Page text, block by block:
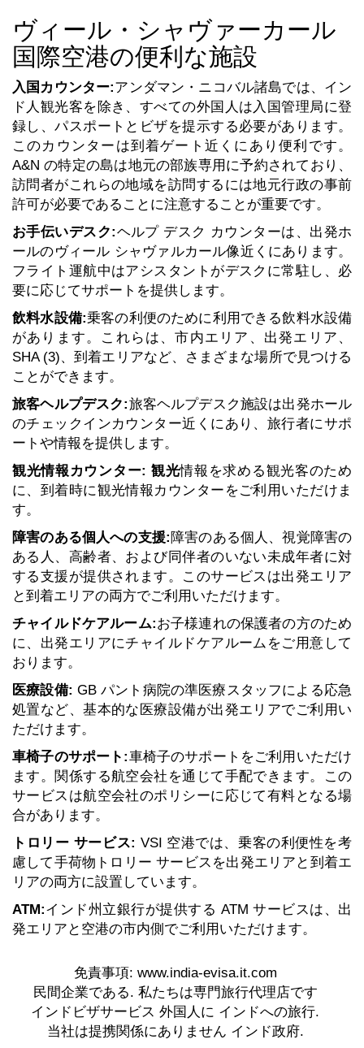
ヴィール・シャヴァーカール
国際空港の便利な施設
入国カウンター:アンダマン・ニコバル諸島では、イン
ド人観光客を除き、すべての外国人は入国管理局に登
録し、パスポートとビザを提示する必要があります。
このカウンターは到着ゲート近くにあり便利です。
A&N の特定の島は地元の部族専用に予約されており、
訪問者がこれらの地域を訪問するには地元行政の事前
許可が必要であることに注意することが重要です。
お手伝いデスク:ヘルプ デスク カウンターは、出発ホ
ールのヴィール シャヴァルカール像近くにあります。
フライト運航中はアシスタントがデスクに常駐し、必
要に応じてサポートを提供します。
飲料水設備:乗客の利便のために利用できる飲料水設備
があります。これらは、市内エリア、出発エリア、
SHA (3)、到着エリアなど、さまざまな場所で見つける
ことができます。
旅客ヘルプデスク:旅客ヘルプデスク施設は出発ホール
のチェックインカウンター近くにあり、旅行者にサポ
ートや情報を提供します。
観光情報カウンター: 観光情報を求める観光客のため
に、到着時に観光情報カウンターをご利用いただけま
す。
障害のある個人への支援:障害のある個人、視覚障害の
ある人、高齢者、および同伴者のいない未成年者に対
する支援が提供されます。このサービスは出発エリア
と到着エリアの両方でご利用いただけます。
チャイルドケアルーム:お子様連れの保護者の方のため
に、出発エリアにチャイルドケアルームをご用意して
おります。
医療設備: GB パント病院の準医療スタッフによる応急
処置など、基本的な医療設備が出発エリアでご利用い
ただけます。
車椅子のサポート:車椅子のサポートをご利用いただけ
ます。関係する航空会社を通じて手配できます。この
サービスは航空会社のポリシーに応じて有料となる場
合があります。
トロリー サービス: VSI 空港では、乗客の利便性を考
慮して手荷物トロリー サービスを出発エリアと到着エ
リアの両方に設置しています。
ATM:インド州立銀行が提供する ATM サービスは、出
発エリアと空港の市内側でご利用いただけます。